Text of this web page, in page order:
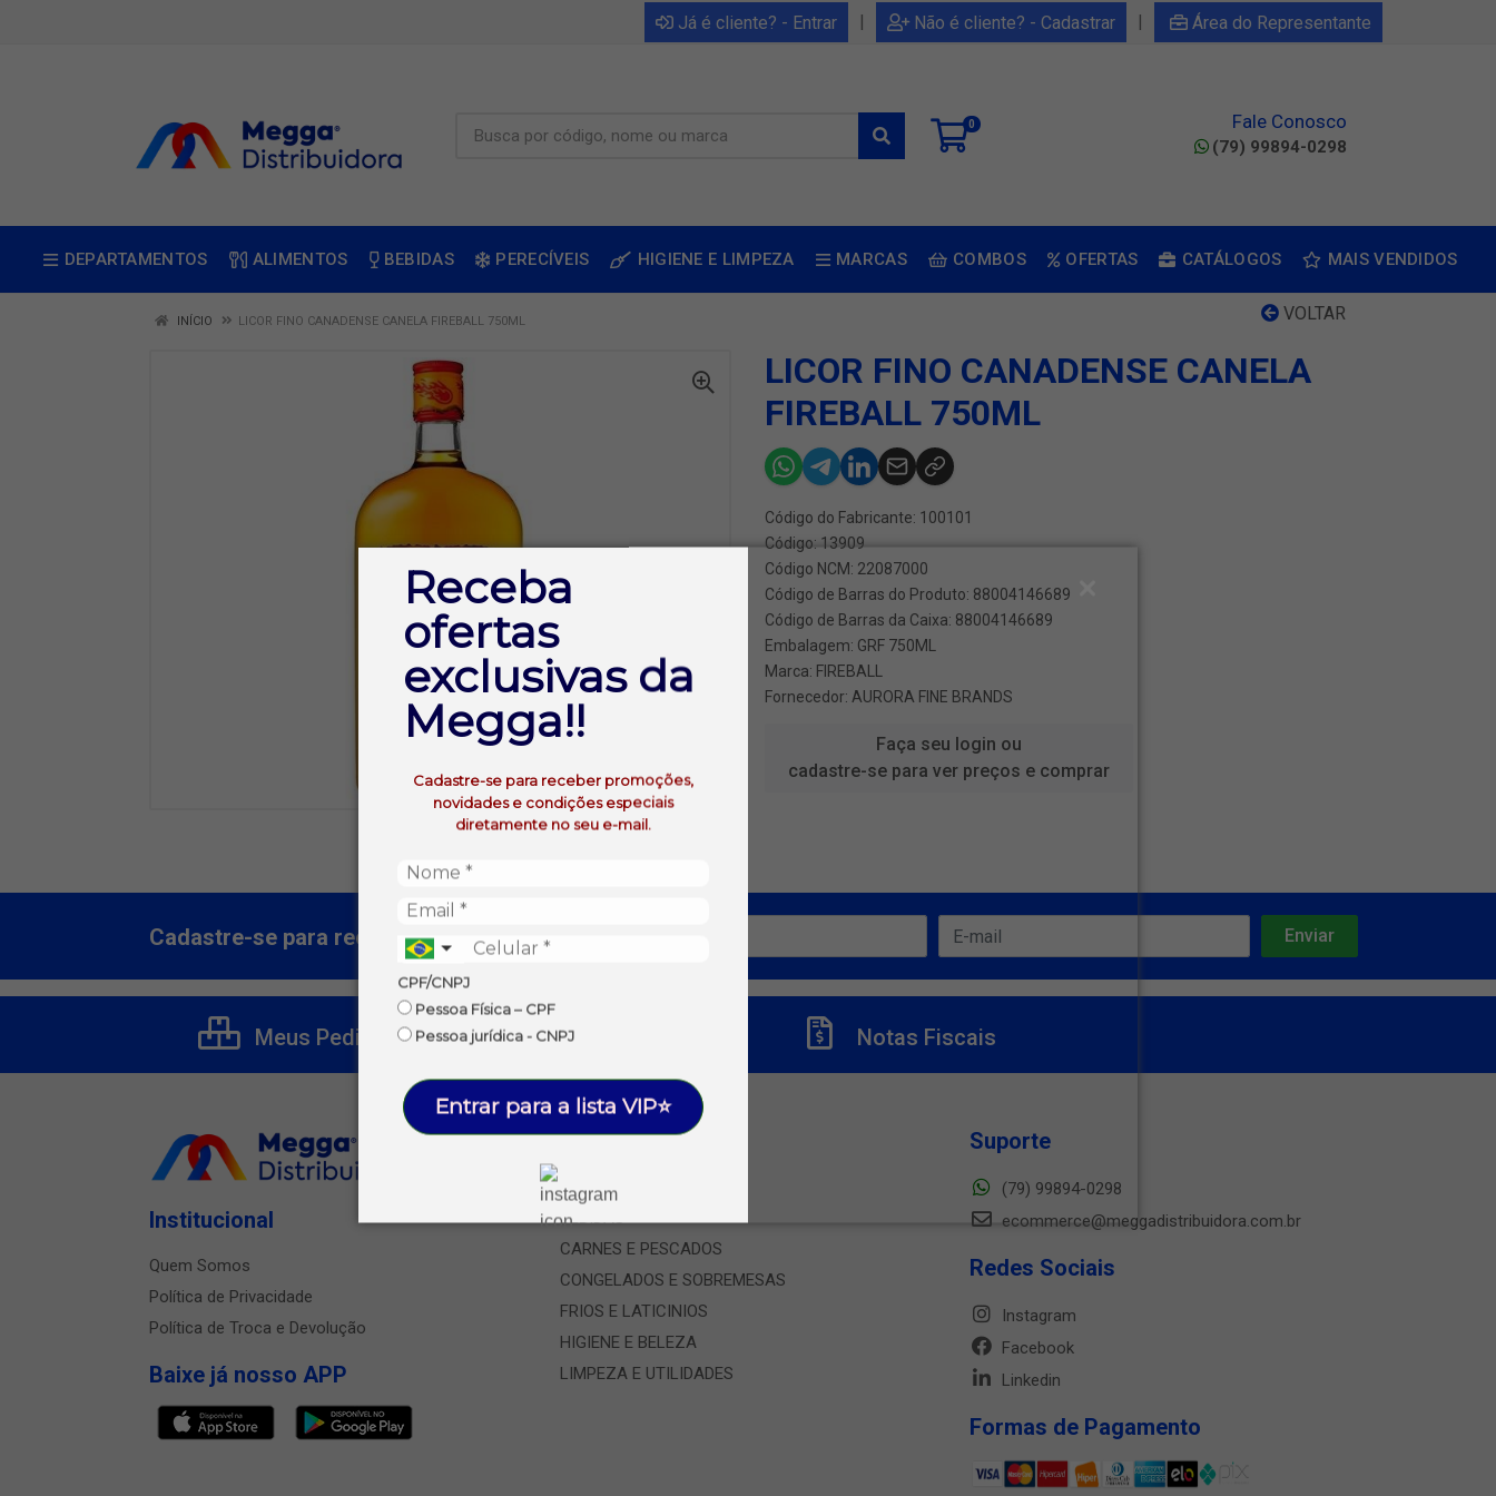
Receba
ofertas
exclusivas da
Megga!!
Cadastre-se para receber promoções,
novidades e condições especiais
diretamente no seu e-mail.
CPF/CNPJ
Pessoa Física – CPF
Pessoa jurídica - CNPJ
Entrar para a lista VIP⭐
Já é cliente? - Entrar | Não é cliente? - Cadastrar | Área do Representante
0 Fale Conosco
(79) 99894-0298
DEPARTAMENTOS ALIMENTOS BEBIDAS PERECÍVEIS HIGIENE E LIMPEZA MARCAS COMBOS OFERTAS CATÁLOGOS MAIS VENDIDOS
VOLTAR
INÍCIO LICOR FINO CANADENSE CANELA FIREBALL 750ML
LICOR FINO CANADENSE CANELA
FIREBALL 750ML
Código do Fabricante: 100101
Código: 13909
Código NCM: 22087000
Código de Barras do Produto: 88004146689
Código de Barras da Caixa: 88004146689
Embalagem: GRF 750ML
Marca: FIREBALL
Fornecedor: AURORA FINE BRANDS
Faça seu login ou
cadastre-se para ver preços e comprar
Cadastre-se para receber nossas ofertas!
Meus Pedidos Notas Fiscais
Institucional
Quem Somos
Política de Privacidade
Política de Troca e Devolução
Baixe já nosso APP
Departamentos
ALIMENTOS
BEBIDAS
CARNES E PESCADOS
CONGELADOS E SOBREMESAS
FRIOS E LATICINIOS
HIGIENE E BELEZA
LIMPEZA E UTILIDADES
Suporte
(79) 99894-0298
ecommerce@meggadistribuidora.com.br
Redes Sociais
Instagram
Facebook
Linkedin
Formas de Pagamento